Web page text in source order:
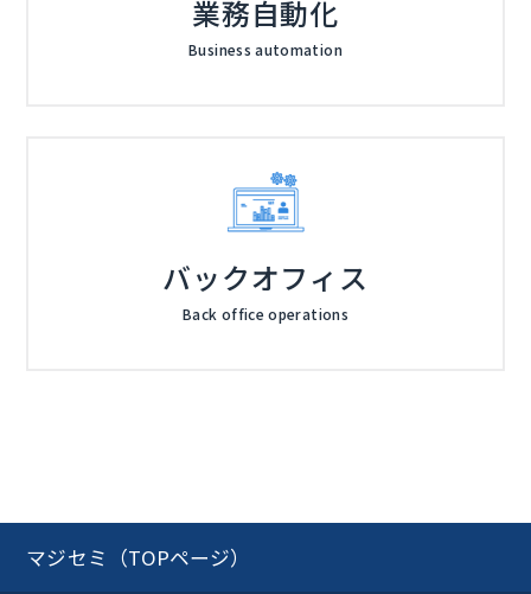
業務自動化
Business automation
バックオフィス
Back office operations
マジセミ（TOPページ）